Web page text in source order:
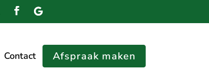
Contact Afspraak maken